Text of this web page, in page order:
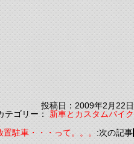
投稿日：2009年2月22日
テゴリー：新車とカスタムバイク
置駐車・・・って。。。:次の記事